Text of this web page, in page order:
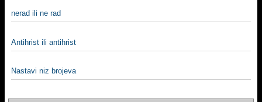
nerad ili ne rad
Antihrist ili antihrist
Nastavi niz brojeva